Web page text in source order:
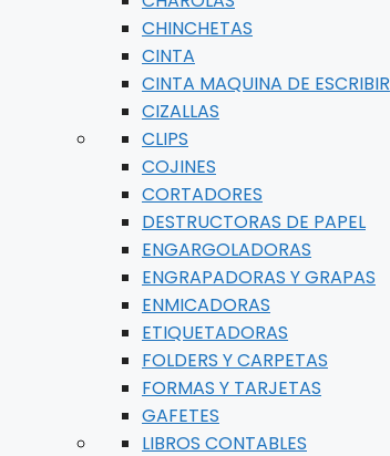
CHINCHETAS
CINTA
CINTA MAQUINA DE ESCRIBIR
CIZALLAS
CLIPS
COJINES
CORTADORES
DESTRUCTORAS DE PAPEL
ENGARGOLADORAS
ENGRAPADORAS Y GRAPAS
ENMICADORAS
ETIQUETADORAS
FOLDERS Y CARPETAS
FORMAS Y TARJETAS
GAFETES
LIBROS CONTABLES